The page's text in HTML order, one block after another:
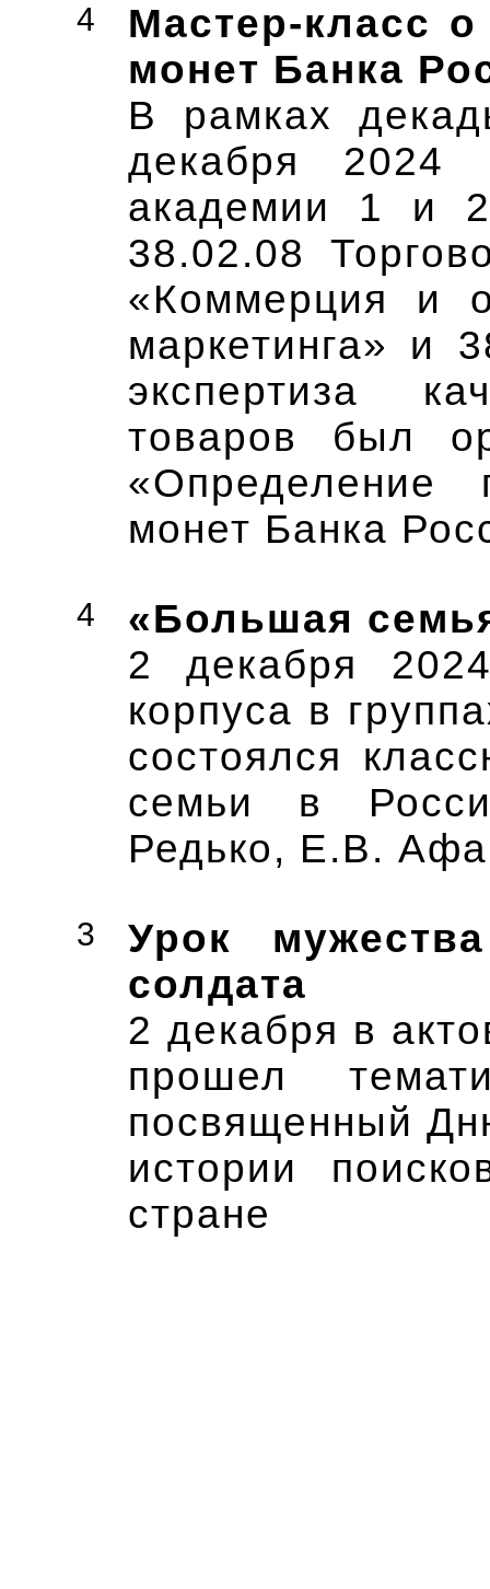
4
Мастер-класс
монет Банка
В рамках
декабря 2024
академии 1 и 2
38.02.08
«Коммерция и
маркетинга» и
экспертиза
товаров был
«Определение
монет Банка
4
«Большая
2 декабря
корпуса в
состоялся
семьи в
Редько, Е.В.
3
Урок
солдата
2 декабря в
прошел
посвященный
истории
стране